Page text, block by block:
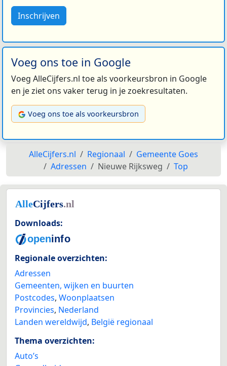
Inschrijven
Voeg ons toe in Google
Voeg AlleCijfers.nl toe als voorkeursbron in Google
en je ziet ons vaker terug in je zoekresultaten.
Voeg ons toe als voorkeursbron
AlleCijfers.nl Regionaal
Gemeente Goes
Adressen
Nieuwe Rijksweg Top
Downloads:
Regionale overzichten:
Adressen
Gemeenten, wijken en buurten
Postcodes, Woonplaatsen
Provincies, Nederland
Landen wereldwijd, België regionaal
Thema overzichten:
Auto’s